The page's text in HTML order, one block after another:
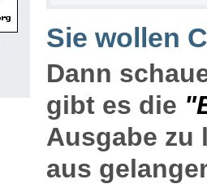
Sie wollen
Dann
gibt es die
Ausgabe zu
aus